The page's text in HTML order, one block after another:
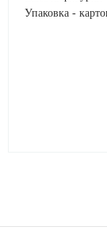
Упаковка -